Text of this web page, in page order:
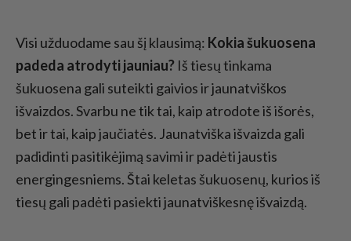
Kuri šukuosena padeda atrodyti jauniau po
50 metų?
Kokios šukuosenos padeda atrodyti jauniau
senstant?
Visi užduodame sau šį klausimą: Kokia šukuosena
padeda atrodyti jauniau? Iš tiesų tinkama
šukuosena gali suteikti gaivios ir jaunatviškos
išvaizdos. Svarbu ne tik tai, kaip atrodote iš išorės,
bet ir tai, kaip jaučiatės. Jaunatviška išvaizda gali
padidinti pasitikėjimą savimi ir padėti jaustis
energingesniems. Štai keletas šukuosenų, kurios iš
tiesų gali padėti pasiekti jaunatviškesnę išvaizdą.